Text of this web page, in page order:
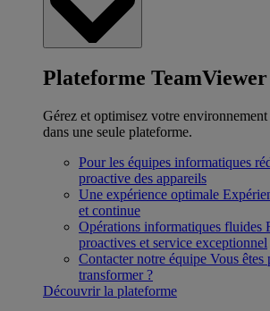
Plateforme
Gérez et optimisez votre
dans une seule plateforme.
Pour les équipes informatiques
proactive des appareils
Une expérience optimale
et continue
Opérations informatiques fluides
proactives et service exceptionnel
Contacter notre équipe Vous êtes
transformer ?
Découvrir la plateforme